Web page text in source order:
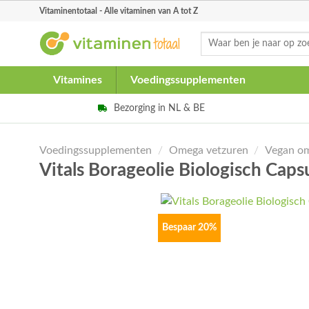
Vitaminentotaal - Alle vitaminen van A tot Z
Zoeken
Vitamines Voedingssupplementen
Bezorging in NL & BE
Voedingssupplementen / Omega vetzuren / Vegan
Vitals Borageolie Biologisch
Bespaar 20%